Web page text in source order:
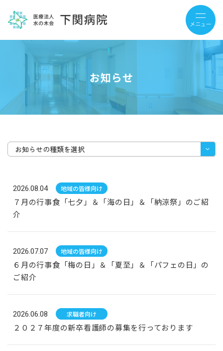
お知らせ
お知らせの種類を選択
2026.08.04 地域の皆様向け
７月の行事食「七夕」＆「海の日」＆「納涼祭」のご紹
介
2026.07.07 地域の皆様向け
６月の行事食「梅の日」＆「夏至」＆「パフェの日」の
ご紹介
2026.06.08 求職者向け
２０２７年度の新卒看護師の募集を行っております